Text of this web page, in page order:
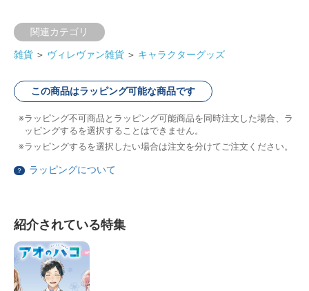
関連カテゴリ
雑貨 ＞ ヴィレヴァン雑貨 ＞ キャラクターグッズ
この商品はラッピング可能な商品です
ラッピング不可商品とラッピング可能商品を同時注文した場合、ラ
ッピングするを選択することはできません。
ラッピングするを選択したい場合は注文を分けてご注文ください。
？ ラッピングについて
紹介されている特集